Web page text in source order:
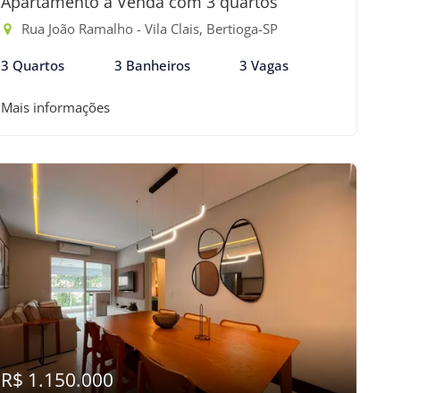
Rua João Ramalho - Vila Clais, Bertioga-SP
3 Quartos 3 Banheiros 3 Vagas
Mais informações
R$ 1.150.000